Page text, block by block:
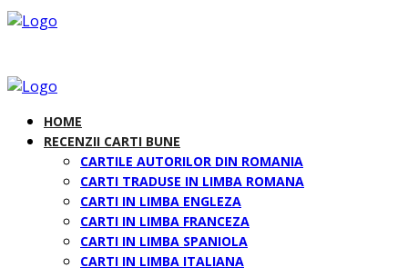
HOME
RECENZII CARTI BUNE
CARTILE AUTORILOR DIN ROMANIA
CARTI TRADUSE IN LIMBA ROMANA
CARTI IN LIMBA ENGLEZA
CARTI IN LIMBA FRANCEZA
CARTI IN LIMBA SPANIOLA
CARTI IN LIMBA ITALIANA